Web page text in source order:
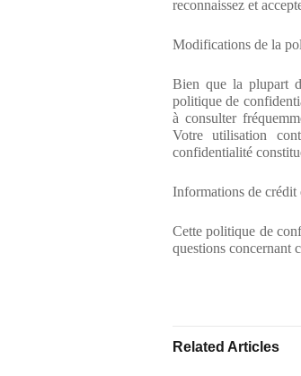
reconnaissez et
Modifications de la
Bien que la plupart
politique de
à consulter
Votre utilisation
confidentialité
Informations de crédit
Cette politique de
questions concernant
Related Articles